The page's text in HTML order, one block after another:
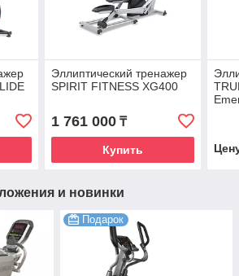
Эллиптический тренажер
SPIRIT FITNESS XG400
1 761 000₸
Купить
и новинки
Подарок